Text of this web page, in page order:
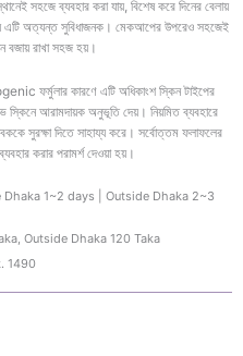
সহজে ব্যবহার করা যায়, বিশেষ করে দিনের বেলায়
অত্যন্ত সুবিধাজনক। মেকআপের উপরেও সহজেই
বজায় রাখা সহজ হয়।
কারণে এটি অধিকাংশ স্কিন টাইপের
স্কিনে আরামদায়ক অনুভূতি দেয়। নিয়মিত ব্যবহারে
সুরক্ষা দিতে সাহায্য করে। সর্বোত্তম ফলাফলের
করার পরামর্শ দেওয়া হয়।
1~2 days | Outside Dhaka 2~3
Outside Dhaka 120 Taka
1490